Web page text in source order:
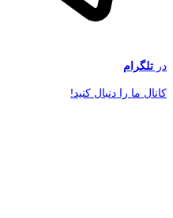
در تلگرام
کانال ما را دنبال کنید!